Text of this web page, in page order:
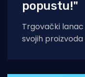
popustu!"
Trgovački
svojih